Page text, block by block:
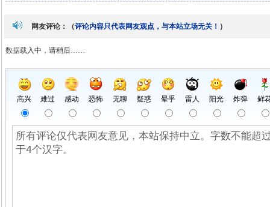
网友评论：（评论内容只代表网友观点，与本站立场无关！ ）
数据载入中，请稍后……